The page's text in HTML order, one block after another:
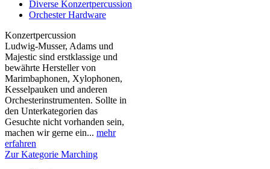
Diverse Konzertpercussion
Orchester Hardware
Konzertpercussion
Ludwig-Musser, Adams und
Majestic sind erstklassige und
bewährte Hersteller von
Marimbaphonen, Xylophonen,
Kesselpauken und anderen
Orchesterinstrumenten. Sollte in
den Unterkategorien das
Gesuchte nicht vorhanden sein,
machen wir gerne ein... mehr
erfahren
Zur Kategorie Marching